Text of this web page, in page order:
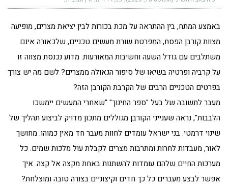
באמצע המתח, בין ההתראה על מכת בכורות לבין יציאת מצרים, מופיעה
מצוות קורבן הפסח, המפרטת שורת מעשים טכניים, שלכאורה אינם
משתלבים עם גודל השעה וחשיבות המאורעות. מדוע נכנסת מצווה זו
על קרביה ופרטיה בשיאו של סיפור הגאולה ממצרים? לשם מה יש צורך
בפרטים הטכניים הרבים של הקרבת הקורבן הזה?
מעבר לתשובה של בעל "ספר החינוך" "שאחרי המעשים יימשכו
הלבבות", נראה שענייני הקורבן מגוללים מתכון מדויק לביצוע תהליך של
שינוי דרמטי. בני ישראל עומדים לחוות מעבר חד מאין כמוהו: מחושך
לאור, מעבדות לחרות ומתרבות מצרים לקבלת עול מלכות שמים. כל
מערכות החיים שלהם עומדות להשתנות באחת מקצה אל קצה. איך
אפשר לבצע מעברים כל כך חדים וקיצוניים בצורה טובה ומוצלחת?